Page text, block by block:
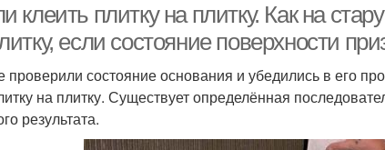
клеить плитку на плитку. Как на
если состояние поверхности
состояние основания и убедились в его
на плитку. Существует определённая
результата.